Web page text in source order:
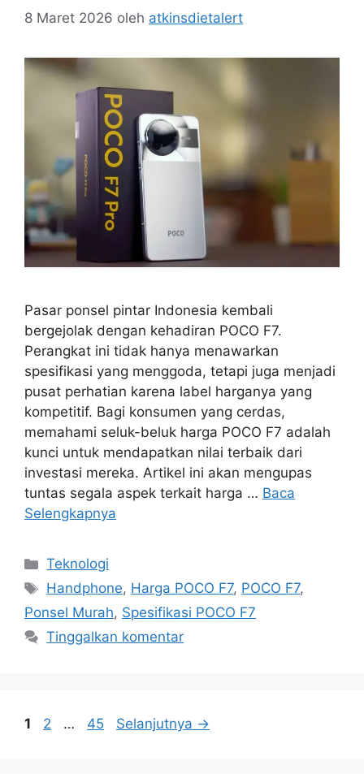
8 Maret 2026 oleh atkinsdietalert
Pasar ponsel pintar Indonesia kembali
bergejolak dengan kehadiran POCO F7.
Perangkat ini tidak hanya menawarkan
spesifikasi yang menggoda, tetapi juga menjadi
pusat perhatian karena label harganya yang
kompetitif. Bagi konsumen yang cerdas,
memahami seluk-beluk harga POCO F7 adalah
kunci untuk mendapatkan nilai terbaik dari
investasi mereka. Artikel ini akan mengupas
tuntas segala aspek terkait harga … Baca
Selengkapnya
Kategori
Teknologi
Tag
Handphone, Harga POCO F7, POCO F7,
Ponsel Murah, Spesifikasi POCO F7
Tinggalkan komentar
Halaman
1 Halaman
2 … Halaman
45 Selanjutnya →